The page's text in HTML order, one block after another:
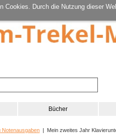
Cookies. Durch die Nutzung dieser
Bücher
Notenausgaben | Mein zweites Jahr